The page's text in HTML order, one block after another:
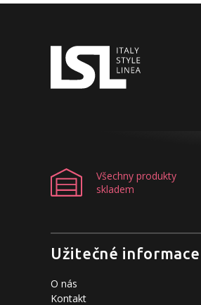
Všechny produkty
skladem
Užitečné informace
O nás
Kontakt